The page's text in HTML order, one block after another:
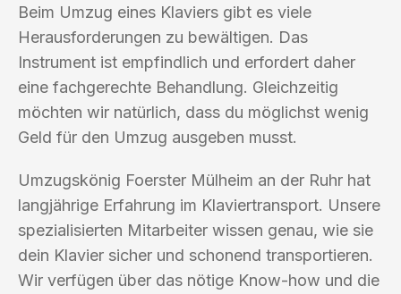
Beim Umzug eines Klaviers gibt es viele
Herausforderungen zu bewältigen. Das
Instrument ist empfindlich und erfordert daher
eine fachgerechte Behandlung. Gleichzeitig
möchten wir natürlich, dass du möglichst wenig
Geld für den Umzug ausgeben musst.
Umzugskönig Foerster Mülheim an der Ruhr hat
langjährige Erfahrung im Klaviertransport. Unsere
spezialisierten Mitarbeiter wissen genau, wie sie
dein Klavier sicher und schonend transportieren.
Wir verfügen über das nötige Know-how und die